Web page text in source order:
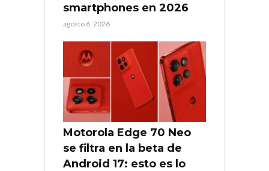
smartphones en 2026
agosto 6, 2026
Motorola Edge 70 Neo
se filtra en la beta de
Android 17: esto es lo